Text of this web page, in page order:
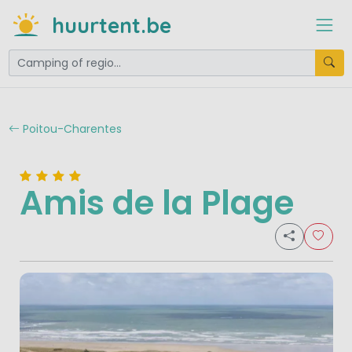
huurtent.be
Poitou-Charentes
Amis de la Plage